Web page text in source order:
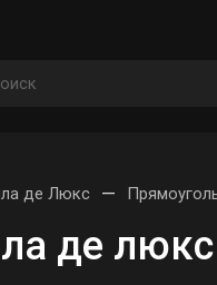
де Люкс —
де